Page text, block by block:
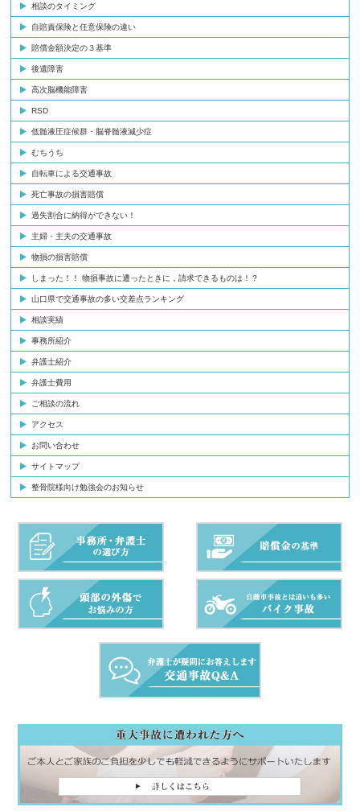
相談のタイミング
自賠責保険と任意保険の違い
賠償金額決定の３基準
後遺障害
高次脳機能障害
RSD
低髄液圧症候群・脳脊髄液減少症
むちうち
自転車による交通事故
死亡事故の損害賠償
過失割合に納得ができない！
主婦・主夫の交通事故
物損の損害賠償
しまった！！ 物損事故に遭ったときに，請求できるものは！？
山口県で交通事故の多い交差点ランキング
相談実績
事務所紹介
弁護士紹介
弁護士費用
ご相談の流れ
アクセス
お問い合わせ
サイトマップ
整骨院様向け勉強会のお知らせ